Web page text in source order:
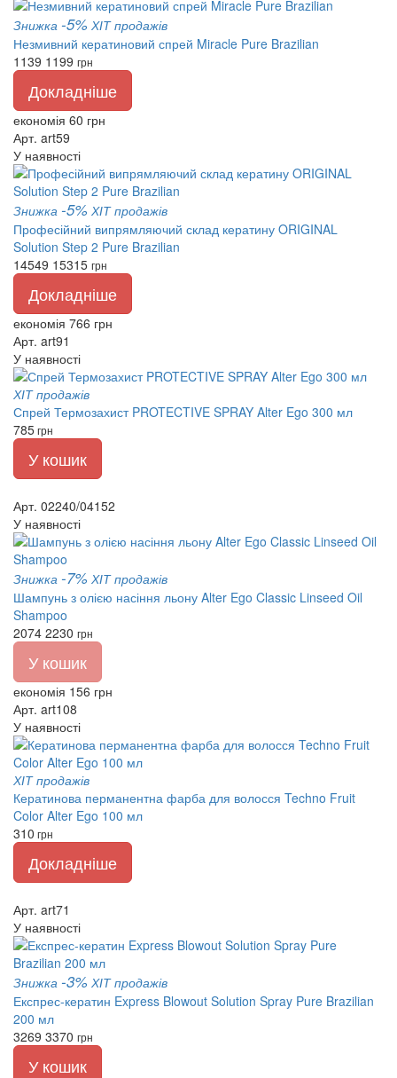
Знижка -5% ХІТ продажів
Незмивний кератиновий спрей Miracle Pure Brazilian
1139 1199 грн
Докладніше
економія 60 грн
Арт. art59
У наявності
Знижка -5% ХІТ продажів
Професійний випрямляючий склад кератину ORIGINAL
Solution Step 2 Pure Brazilian
14549 15315 грн
Докладніше
економія 766 грн
Арт. art91
У наявності
ХІТ продажів
Спрей Термозахист PROTECTIVE SPRAY Alter Ego 300 мл
785грн
У кошик
Арт. 02240/04152
У наявності
Знижка -7% ХІТ продажів
Шампунь з олією насіння льону Alter Ego Classic Linseed Oil
Shampoo
2074 2230 грн
У кошик
економія 156 грн
Арт. art108
У наявності
ХІТ продажів
Кератинова перманентна фарба для волосся Techno Fruit
Color Alter Ego 100 мл
310 грн
Докладніше
Арт. art71
У наявності
Знижка -3% ХІТ продажів
Експрес-кератин Express Blowout Solution Spray Pure Brazilian
200 мл
3269 3370 грн
У кошик